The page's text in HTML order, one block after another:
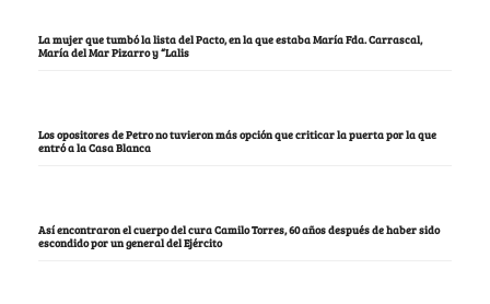
La mujer que tumbó la lista del Pacto, en la que estaba María Fda. Carrascal,
María del Mar Pizarro y “Lalis
Los opositores de Petro no tuvieron más opción que criticar la puerta por la que
entró a la Casa Blanca
Así encontraron el cuerpo del cura Camilo Torres, 60 años después de haber sido
escondido por un general del Ejército